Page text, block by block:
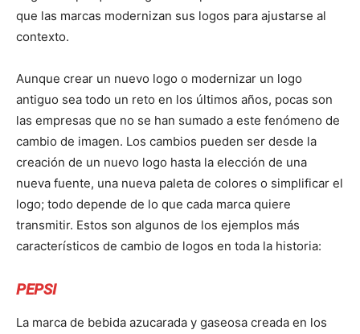
que las marcas modernizan sus logos para ajustarse al
contexto.
Aunque crear un nuevo logo o modernizar un logo
antiguo sea todo un reto en los últimos años, pocas son
las empresas que no se han sumado a este fenómeno de
cambio de imagen. Los cambios pueden ser desde la
creación de un nuevo logo hasta la elección de una
nueva fuente, una nueva paleta de colores o simplificar el
logo; todo depende de lo que cada marca quiere
transmitir. Estos son algunos de los ejemplos más
característicos de cambio de logos en toda la historia:
PEPSI
La marca de bebida azucarada y gaseosa creada en los